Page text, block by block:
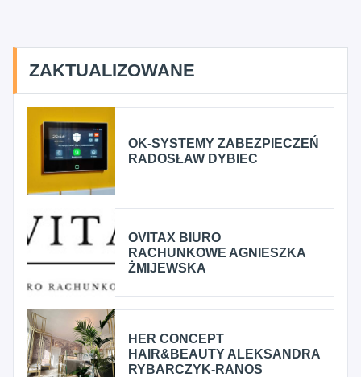
ZAKTUALIZOWANE
OK-SYSTEMY ZABEZPIECZEŃ
RADOSŁAW DYBIEC
OVITAX BIURO
RACHUNKOWE AGNIESZKA
ŻMIJEWSKA
HER CONCEPT
HAIR&BEAUTY ALEKSANDRA
RYBARCZYK-RANOS